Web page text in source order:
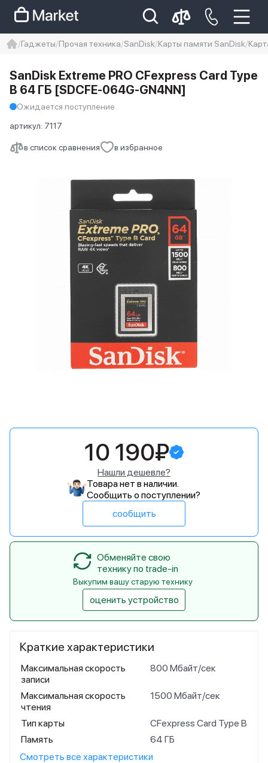
Iphone 14 pro max
айфон 14
Гаджеты Прочая техника SanDisk Карты памяти SanDisk
в список сравнения в избранное
SanDisk Extreme PRO CFexpress Card Type
B 64 ГБ [SDCFE-064G-GN4NN]
Ожидается поступление
артикул: 7117
Краткие характеристики
Максимальная скорость
записи
800 Мбайт/сек
Максимальная скорость
чтения
1500 Мбайт/сек
Тип карты
CFexpress Card Type B
Память
64 ГБ
Смотреть все характеристики
10 190₽
Нашли дешевле?
Товара нет в наличии.
Сообщить о поступлении?
сообщить
Обменяйте свою
технику по trade-in
Выкупим вашу старую технику
оценить устройство